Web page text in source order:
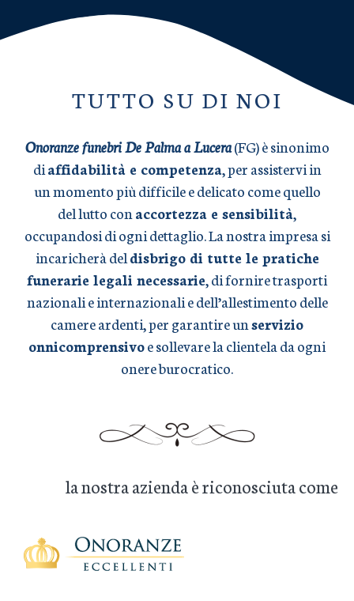
TUTTO SU DI NOI
Onoranze funebri De Palma a Lucera(FG) è sinonimo
diaffidabilità e competenza, per assistervi in
un momento più difficile e delicato come quello
del lutto con accortezza e sensibilità,
occupandosi di ogni dettaglio. La nostra impresa si
incaricherà deldisbrigo di tutte le pratiche
funerarie legali necessarie, di fornire trasporti
nazionali e internazionali e dell’allestimento delle
camere ardenti, per garantire unservizio
onnicomprensivoe sollevare la clientela da ogni
onere burocratico.
la nostra azienda è riconosciuta come